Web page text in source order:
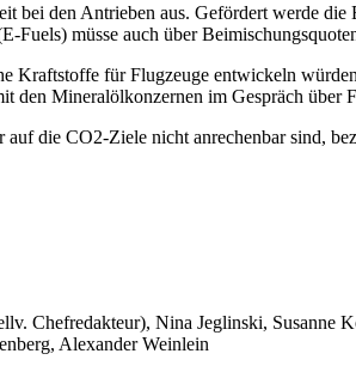
bei den Antrieben aus. Gefördert werde
müsse auch über
Kraftstoffe für Flugzeuge entwickeln
den Mineralölkonzernen im Gespräch
die CO2-Ziele nicht anrechenbar sind,
Chefredakteur), Nina Jeglinski, Susanne
Alexander Weinlein